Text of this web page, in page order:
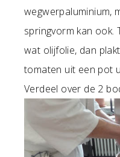
wegwerpaluminium,
springvorm kan ook.
wat olijfolie, dan
tomaten uit een pot
Verdeel over de 2